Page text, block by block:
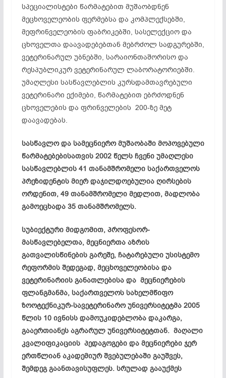
სპეციალისტები წარმატებით მუშაობდნენ
მეცხოველეობის ფერმებსა და კომპლექსებში,
მეფრინველეობის ფაბრიკებში, სასელექციო და
ცხოველთა დაავადებებთან მებრძოლ სადგურებში,
ვეტერინარულ უბნებში, სარაიონთაშორისო და
რესპუბლიკურ ვეტერინარულ ლაბორატორიებში.
უმაღლესი სასწავლებლის კურსდამთავრებული
ვეტერინარი ექიმები, წარმატებით ებრძოდნენ
ცხოველების და ფრინველების 200-ზე მეტ
დაავადებას.
სასწავლოდა სამეცნიერომუშაობაში მოპოვებული
წარმატებებისათვის 2002 წელს ჩვენი უმაღლესი
სასწავლებლის 41 თანამშრომელი საქართველოს
პრეზიდენტის მიერდაჯილდოებულია ღირსების
ორდენით, 49 თანამშრომელი მედლით, მადლობა
გამოეცხადა 35 თანამშრომელს.
სუბიექტური მიდგომით, პროფესორ-
მასწავლებელთა, მეცნიერთა აზრის
გათვალისწინების გარეშე, ჩატარებული უსისტემო
რეფორმის შედეგად, მეცხოველეობისა და
ვეტერინარიის განათლებისა და მეცნიერების
ფლანგმანმა, საქართველოს სახელმწიფო
ზოოტექნიკურ-სავეტერინარო უნივერსიტეტმა 2005
წლის 10 ივნისს დამოუკიდებლობა დაკარგა,
გააერთიანეს აგრარულ უნივერსიტეტთან. მაღალი
კვალიფიკაციის პედაგოგები და მეცნიერები ჯერ
ერთწლიან აკადემიურ შვებულებაში გაუშვეს,
შემდეგ გაანთავისუფლეს. სრულად გააუქმეს